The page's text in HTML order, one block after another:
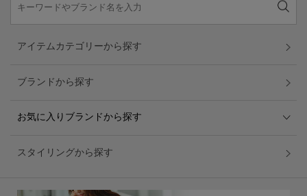
アイテムカテゴリーから探す
ブランドから探す
お気に入りブランドから探す
スタイリングから探す